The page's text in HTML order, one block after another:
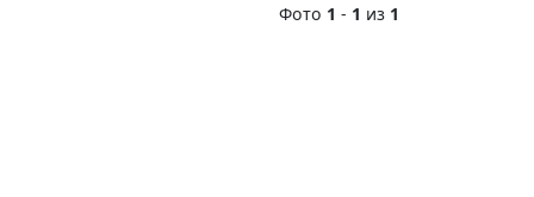
Фото 1 - 1 из 1